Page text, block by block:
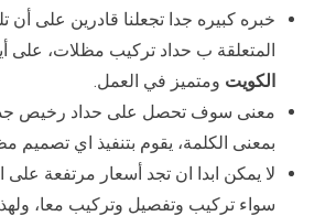
خبره كبيره جدا تجعلنا قادرين على أن
المتعلقة ب حداد تركيب مظلات، على
الكويت ومتميز في العمل.
معنى سوف تحصل على حداد رخيص جدا
بمعنى الكلمة، يقوم بتنفيذ اي تصميم
لا يمكن ابدا ان تجد أسعار مرتفعة
سواء تركيب وتفصيل وتركيب معا،